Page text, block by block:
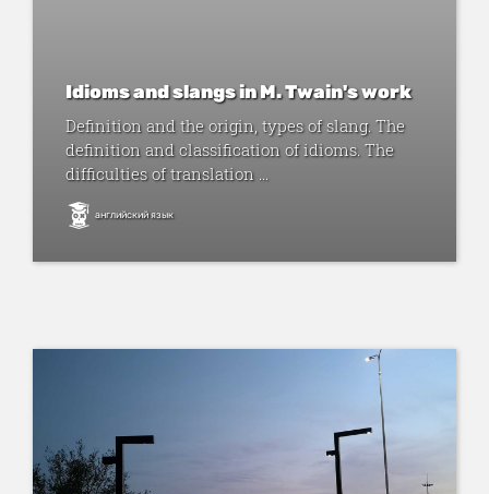
Idioms and slangs in M. Twain's work
Definition and the origin, types of slang. The
definition and classification of idioms. The
difficulties of translation ...
английский язык